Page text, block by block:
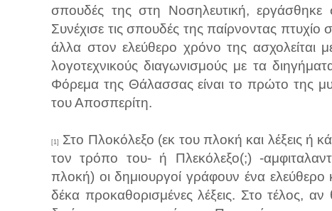
σπουδές της στη Νοσηλευτική, εργάσθηκε
Συνέχισε τις σπουδές της παίρνοντας
άλλα στον ελεύθερο χρόνο της ασχολείται
λογοτεχνικούς διαγωνισμούς με τα
Φόρεμα της Θάλασσας είναι το πρώτο της
του Αποσπερίτη.
[1]
Στο Πλοκόλεξο (εκ του πλοκή και λέξεις ή
τον τρόπο του- ή Πλεκόλεξο(;) -
πλοκή) οι δημιουργοί γράφουν ένα
δέκα προκαθορισμένες λέξεις. Στο τέλος,